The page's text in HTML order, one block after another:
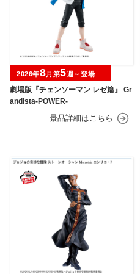
劇場版『チェンソーマン レゼ篇』 Gr
andista-POWER-
2026年8月第5週～登場